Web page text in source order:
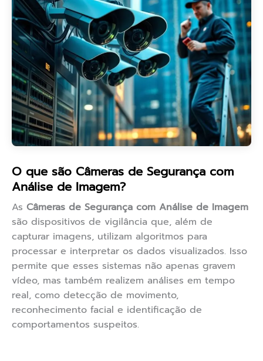
O que são Câmeras de Segurança com
Análise de Imagem?
As Câmeras de Segurança com Análise de Imagem
são dispositivos de vigilância que, além de
capturar imagens, utilizam algoritmos para
processar e interpretar os dados visualizados. Isso
permite que esses sistemas não apenas gravem
vídeo, mas também realizem análises em tempo
real, como detecção de movimento,
reconhecimento facial e identificação de
comportamentos suspeitos.